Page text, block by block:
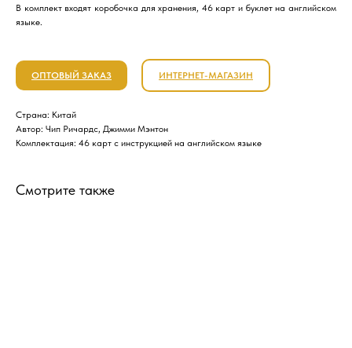
В комплект входят коробочка для хранения, 46 карт и буклет на английском
языке.
ОПТОВЫЙ ЗАКАЗ ИНТЕРНЕТ-МАГАЗИН
Страна: Китай
Автор: Чип Ричардс, Джимми Мэнтон
Комплектация: 46 карт с инструкцией на английском языке
Смотрите также